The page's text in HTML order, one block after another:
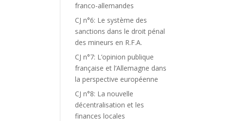
franco-allemandes
CJ n°6: Le système des
sanctions dans le droit pénal
des mineurs en R.F.A.
CJ n°7: L’opinion publique
française et l’Allemagne dans
la perspective européenne
CJ n°8: La nouvelle
décentralisation et les
finances locales